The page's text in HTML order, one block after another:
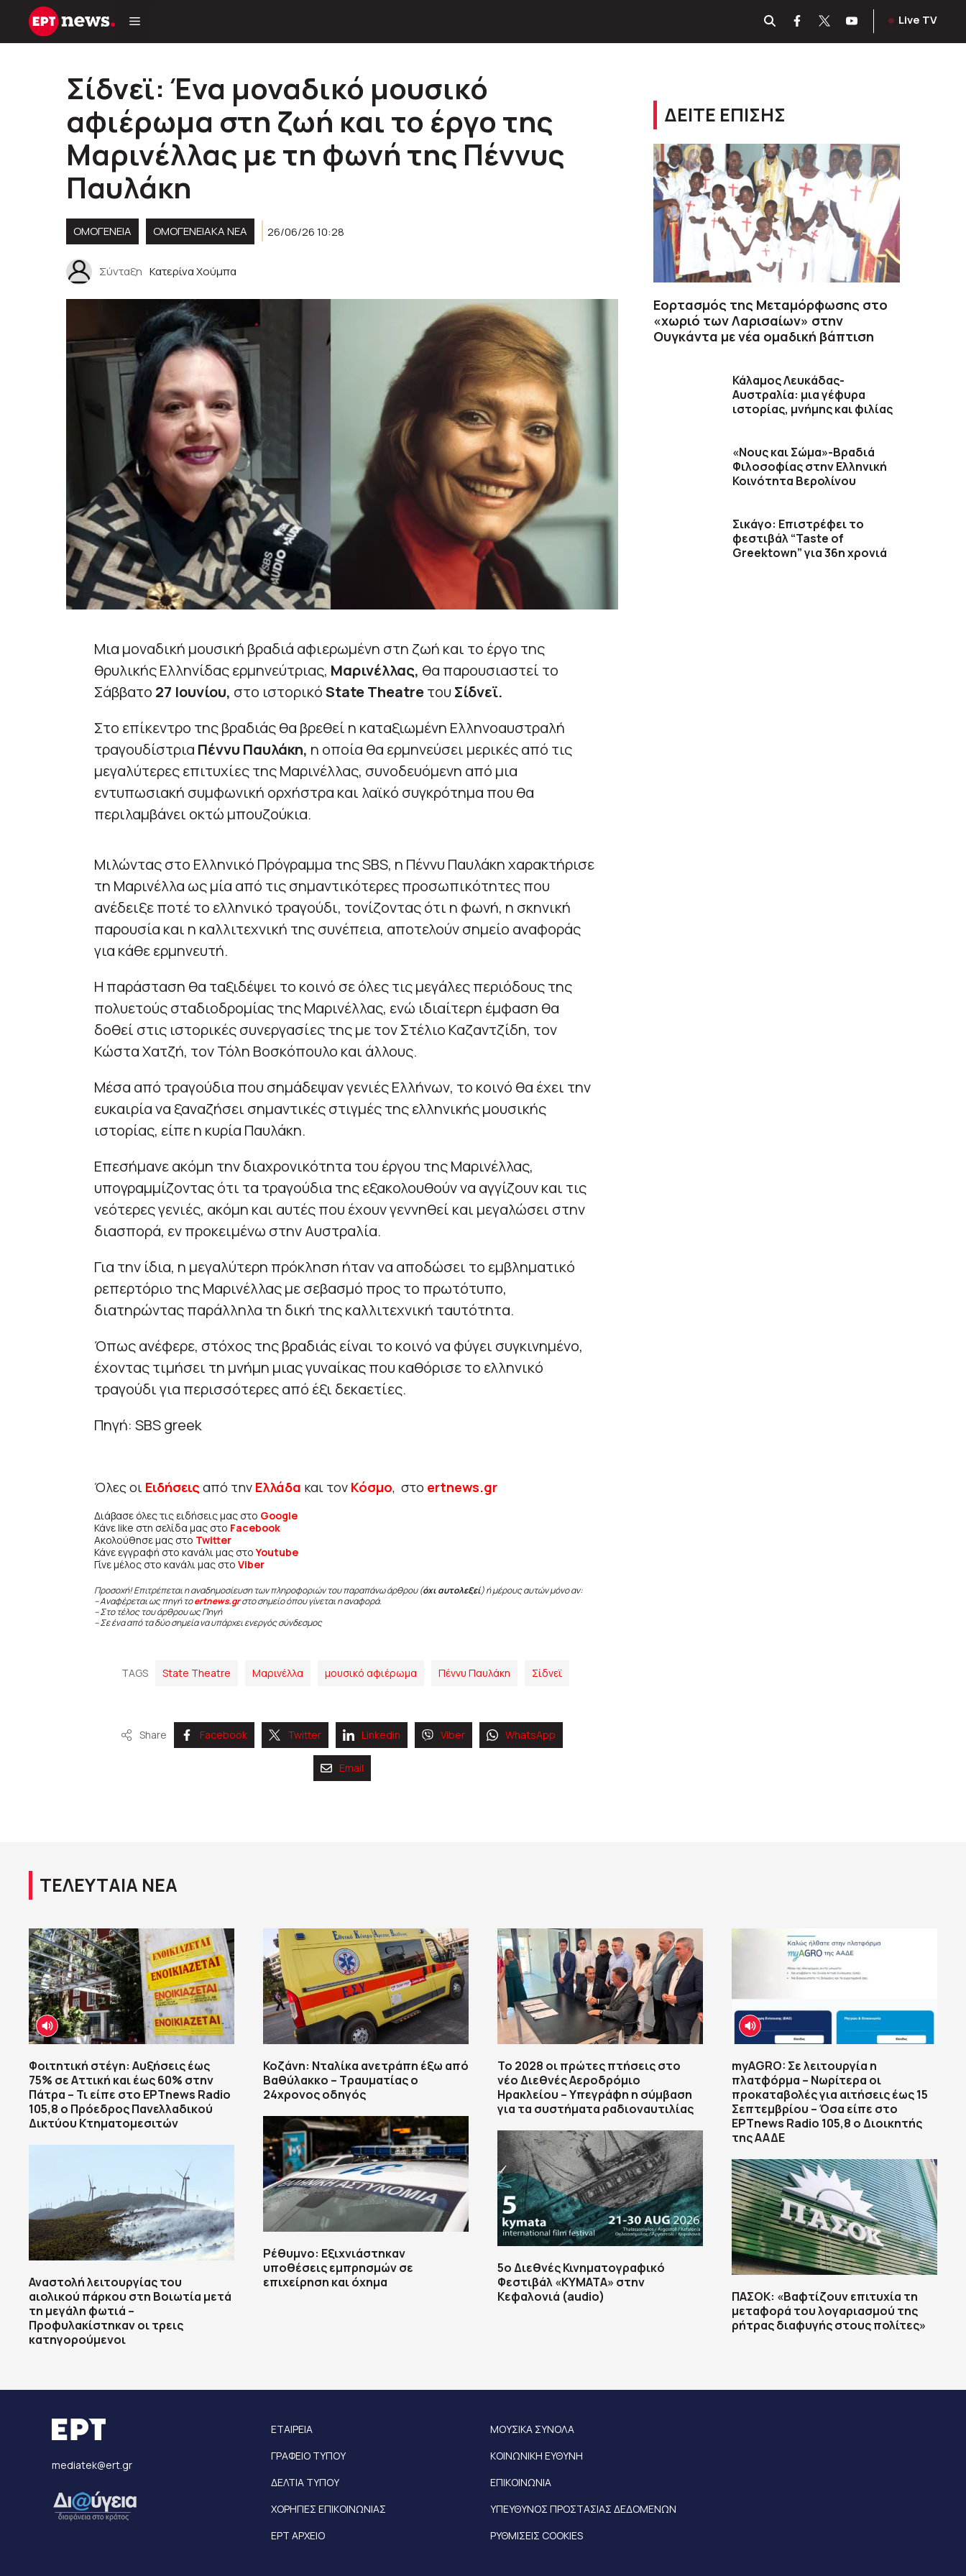
Μετάβαση
Live TV
Σίδνεϊ: Ένα μοναδικό μουσικό
αφιέρωμα στη ζωή και το έργο της
Μαρινέλλας με τη φωνή της Πέννυς
Παυλάκη
ΟΜΟΓΈΝΕΙΑ ΟΜΟΓΕΝΕΙΑΚΆ ΝΈΑ 26/06/26 10:28
Σύνταξη Κατερίνα Χούμπα
Μια μοναδική μουσική βραδιά αφιερωμένη στη ζωή και το έργο της
θρυλικής Ελληνίδας ερμηνεύτριας, Μαρινέλλας, θα παρουσιαστεί το
Σάββατο 27 Ιουνίου, στο ιστορικόState Theatreτου Σίδνεϊ.
Στο επίκεντρο της βραδιάς θα βρεθεί η καταξιωμένη Ελληνοαυστραλή
τραγουδίστρια Πέννυ Παυλάκη, η οποία θα ερμηνεύσει μερικές από τις
μεγαλύτερες επιτυχίες της Μαρινέλλας, συνοδευόμενη από μια
εντυπωσιακή συμφωνική ορχήστρα και λαϊκό συγκρότημα που θα
περιλαμβάνει οκτώ μπουζούκια.
Μιλώντας στο Ελληνικό Πρόγραμμα της SBS, η Πέννυ Παυλάκη χαρακτήρισε
τη Μαρινέλλα ως μία από τις σημαντικότερες προσωπικότητες που
ανέδειξε ποτέ το ελληνικό τραγούδι, τονίζοντας ότι η φωνή, η σκηνική
παρουσία και η καλλιτεχνική της συνέπεια, αποτελούν σημείο αναφοράς
για κάθε ερμηνευτή.
Η παράσταση θα ταξιδέψει το κοινό σε όλες τις μεγάλες περιόδους της
πολυετούς σταδιοδρομίας της Μαρινέλλας, ενώ ιδιαίτερη έμφαση θα
δοθεί στις ιστορικές συνεργασίες της με τον Στέλιο Καζαντζίδη, τον
Κώστα Χατζή, τον Τόλη Βοσκόπουλο και άλλους.
Μέσα από τραγούδια που σημάδεψαν γενιές Ελλήνων, το κοινό θα έχει την
ευκαιρία να ξαναζήσει σημαντικές στιγμές της ελληνικής μουσικής
ιστορίας, είπε η κυρία Παυλάκη.
Επεσήμανε ακόμη την διαχρονικότητα του έργου της Μαρινέλλας,
υπογραμμίζοντας ότι τα τραγούδια της εξακολουθούν να αγγίζουν και τις
νεότερες γενιές, ακόμη και αυτές που έχουν γεννηθεί και μεγαλώσει στην
διασπορά, εν προκειμένω στην Αυστραλία.
Για την ίδια, η μεγαλύτερη πρόκληση ήταν να αποδώσει το εμβληματικό
ρεπερτόριο της Μαρινέλλας με σεβασμό προς το πρωτότυπο,
διατηρώντας παράλληλα τη δική της καλλιτεχνική ταυτότητα.
Όπως ανέφερε, στόχος της βραδιάς είναι το κοινό να φύγει συγκινημένο,
έχοντας τιμήσει τη μνήμη μιας γυναίκας που καθόρισε το ελληνικό
τραγούδι για περισσότερες από έξι δεκαετίες.
Πηγή: SBS greek
Όλες οι Ειδήσεις από την Ελλάδα και τον Κόσμο, στο ertnews.gr
Διάβασε όλες τις ειδήσεις μας στο Google
Κάνε like στη σελίδα μας στο Facebook
Ακολούθησε μας στο Twitter
Κάνε εγγραφή στο κανάλι μας στοYoutube
Γίνε μέλος στο κανάλι μας στο Viber
Προσοχή! Επιτρέπεται η αναδημοσίευση των πληροφοριών του παραπάνω άρθρου (όχι αυτολεξεί) ή μέρους αυτών μόνο αν:
– Αναφέρεται ως πηγή τοertnews.gr στο σημείο όπου γίνεται η αναφορά.
– Στο τέλος του άρθρου ως Πηγή
– Σε ένα από τα δύο σημεία να υπάρχει ενεργός σύνδεσμος
TAGS State Theatre Μαρινέλλα μουσικό αφιέρωμα Πέννυ Παυλάκη Σίδνεϊ
Share Facebook Twitter Linkedin Viber WhatsApp
Email
ΔΕΙΤΕ ΕΠΙΣΗΣ
Εορτασμός της Μεταμόρφωσης στο
«χωριό των Λαρισαίων» στην
Ουγκάντα με νέα ομαδική βάπτιση
Κάλαμος Λευκάδας-
Αυστραλία: μια γέφυρα
ιστορίας, μνήμης και φιλίας
«Νους και Σώμα»-Βραδιά
Φιλοσοφίας στην Ελληνική
Κοινότητα Βερολίνου
Σικάγο: Επιστρέφει το
φεστιβάλ “Taste of
Greektown” για 36η χρονιά
ΤΕΛΕΥΤΑΙΑ ΝΕΑ
Φοιτητική στέγη: Αυξήσεις έως
75% σε Αττική και έως 60% στην
Πάτρα – Τι είπε στο ΕΡΤnews Radio
105,8 ο Πρόεδρος Πανελλαδικού
Δικτύου Κτηματομεσιτών
Αναστολή λειτουργίας του
αιολικού πάρκου στη Βοιωτία μετά
τη μεγάλη φωτιά –
Προφυλακίστηκαν οι τρεις
κατηγορούμενοι
Κοζάνη: Νταλίκα ανετράπη έξω από
Βαθύλακκο – Τραυματίας ο
24χρονος οδηγός
Ρέθυμνο: Εξιχνιάστηκαν
υποθέσεις εμπρησμών σε
επιχείρηση και όχημα
Το 2028 οι πρώτες πτήσεις στο
νέο Διεθνές Αεροδρόμιο
Ηρακλείου – Υπεγράφη η σύμβαση
για τα συστήματα ραδιοναυτιλίας
5ο Διεθνές Κινηματογραφικό
Φεστιβάλ «ΚΥΜΑΤΑ» στην
Κεφαλονιά (audio)
myAGRO: Σε λειτουργία η
πλατφόρμα – Νωρίτερα οι
προκαταβολές για αιτήσεις έως 15
Σεπτεμβρίου – Όσα είπε στο
ΕΡΤnews Radio 105,8 ο Διοικητής
της ΑΑΔΕ
ΠΑΣΟΚ: «Βαφτίζουν επιτυχία τη
μεταφορά του λογαριασμού της
ρήτρας διαφυγής στους πολίτες»
mediatek@ert.gr
ΕΤΑΙΡΕΙΑ
ΓΡΑΦΕΙΟ ΤΥΠΟΥ
ΔΕΛΤΙΑ ΤΥΠΟΥ
ΧΟΡΗΓΙΕΣ ΕΠΙΚΟΙΝΩΝΙΑΣ
ΕΡΤ ΑΡΧΕΙΟ
ΜΟΥΣΙΚΑ ΣΥΝΟΛΑ
ΚΟΙΝΩΝΙΚΗ ΕΥΘΥΝΗ
ΕΠΙΚΟΙΝΩΝΙΑ
ΥΠΕΥΘΥΝΟΣ ΠΡΟΣΤΑΣΙΑΣ ΔΕΔΟΜΕΝΩΝ
ΡΥΘΜΙΣΕΙΣ COOKIES